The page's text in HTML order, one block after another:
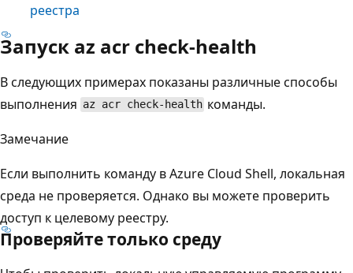
реестра
Запуск az acr check-health
В следующих примерах показаны различные способы
выполнения az acr check-health команды.
Замечание
Если выполнить команду в Azure Cloud Shell, локальная
среда не проверяется. Однако вы можете проверить
доступ к целевому реестру.
Проверяйте только среду